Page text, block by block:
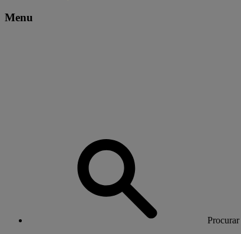
Menu
Procurar